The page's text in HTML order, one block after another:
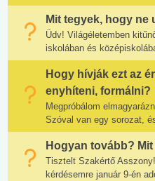
Mit tegyek, hogy ne
Üdv! Világéletemben
iskolában és
Hogy hívják ezt az
enyhíteni, formálni?
Megpróbálom
Szóval van egy sorozat,
Hogyan tovább? Mit
Tisztelt Szakértő
kérdésemre január 9-én